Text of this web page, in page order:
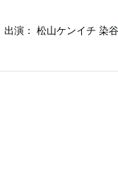
演： 松山ケンイチ 染